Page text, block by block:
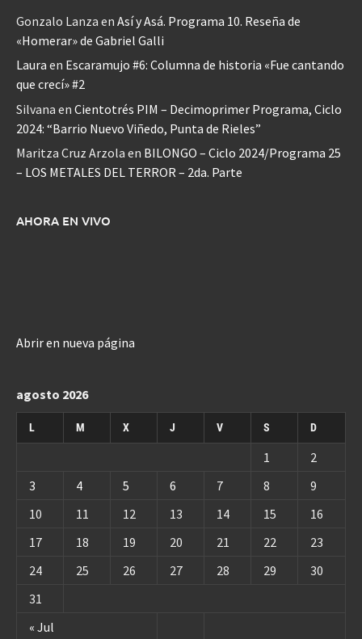
Gonzalo Lanza en Así y Asá. Programa 10. Reseña de
«Homerar» de Gabriel Galli
Laura en Escaramujo #6: Columna de historia «Fue cantando
que crecí» #2
Silvana en Cientotrés PIM – Decimoprimer Programa, Ciclo
2024: “Barrio Nuevo Viñedo, Punta de Rieles”
Maritza Cruz Arzola en BILONGO – Ciclo 2024/Programa 25
– LOS METALES DEL TERROR – 2da. Parte
AHORA EN VIVO
Abrir en nueva página
agosto 2026
L M X J V S D
« Jul
1
2
3
4 5 6 7 8
9
10
11 12 13 14 15
16
17
18 19 20 21 22
23
24
25 26 27 28 29
30
31